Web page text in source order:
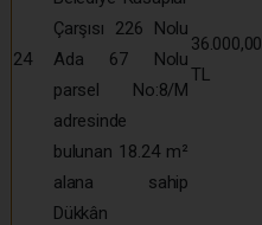
24
Çarşısı 226 Nolu
Ada 67 Nolu
parsel No:8/M
adresinde
bulunan 18.24 m²
alana sahip
Dükkân
36.000,00
TL